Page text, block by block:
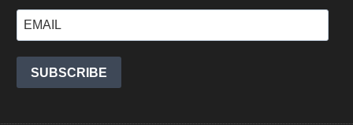
SUBSCRIBE